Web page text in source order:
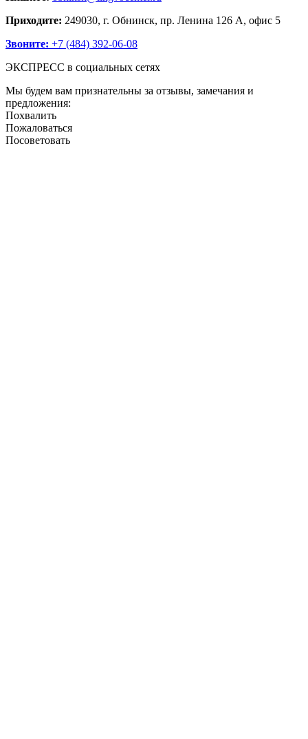
Приходите: 249030, г. Обнинск, пр. Ленина 126 А, офис 5
Звоните: +7 (484) 392-06-08
ЭКСПРЕСС в социальных сетях
Мы будем вам признательны за отзывы, замечания и
предложения:
Похвалить
Пожаловаться
Посоветовать